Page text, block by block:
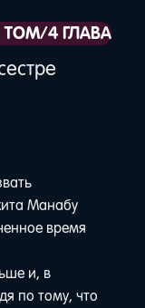
ТОМ/4 ГЛАВА
Манабу
время
и, в
по тому, что